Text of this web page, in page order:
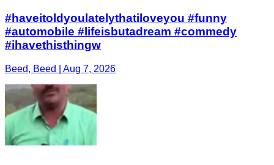
#haveitoldyoulatelythatiloveyou #funny
#automobile #lifeisbutadream #commedy
#ihavethisthingw
Beed, Beed | Aug 7, 2026